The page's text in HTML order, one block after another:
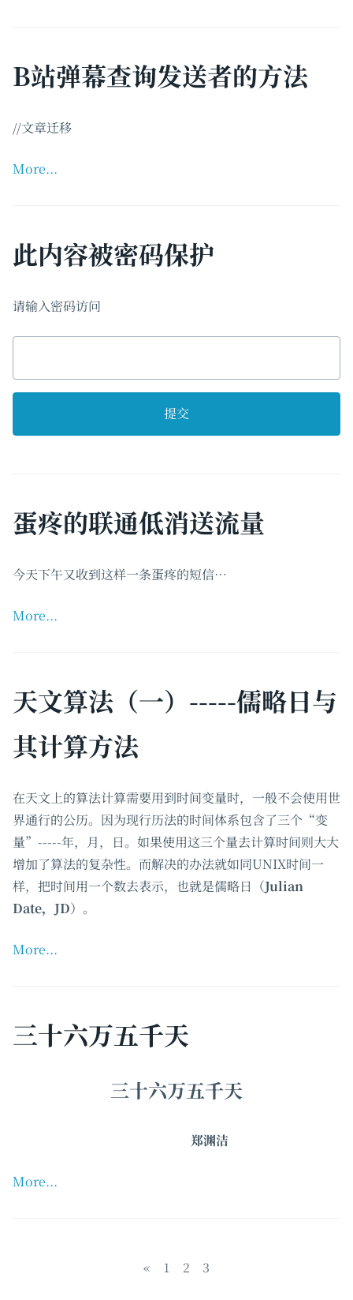
B站弹幕查询发送者的方法
//文章迁移
More...
此内容被密码保护
请输入密码访问
蛋疼的联通低消送流量
今天下午又收到这样一条蛋疼的短信…
More...
天文算法（一）-----儒略日与
其计算方法
在天文上的算法计算需要用到时间变量时，一般不会使用世
界通行的公历。因为现行历法的时间体系包含了三个“变
量”-----年，月，日。如果使用这三个量去计算时间则大大
增加了算法的复杂性。而解决的办法就如同UNIX时间一
样，把时间用一个数去表示，也就是儒略日（Julian
Date，JD）。
More...
三十六万五千天
三十六万五千天
郑渊洁
More...
« 1 2 3